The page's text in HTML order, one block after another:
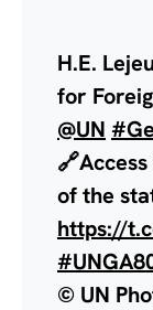
H.E.
for
@UN
of the
https://
© UN